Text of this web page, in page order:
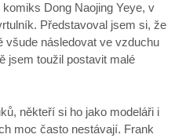
Dong Naojing Yeye, v
Představoval jsem si, že
všude následovat ve vzduchu
jsem toužil postavit malé
někteří si ho jako modeláři i
moc často nestávají. Frank